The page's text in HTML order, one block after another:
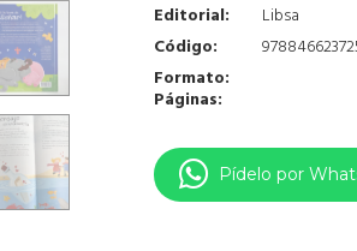
Editorial:
Libsa
Código:
Formato:
Páginas:
Pídelo por